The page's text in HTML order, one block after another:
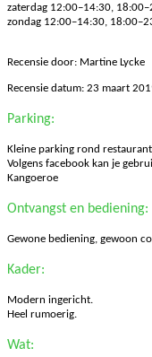
zaterdag 12:00–14:30,
zondag 12:00–14:30,
Recensie door: Martine Lycke
Recensie datum: 23 maart
Parking:
Kleine parking rond restaurant
Volgens facebook kan je
Kangoeroe
Ontvangst en bediening:
Gewone bediening, gewoon
Kader:
Modern ingericht.
Heel rumoerig.
Wat: